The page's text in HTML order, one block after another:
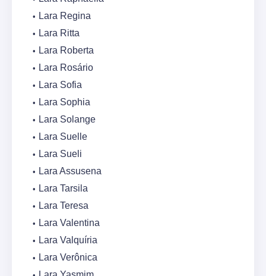
Lara Regina
Lara Ritta
Lara Roberta
Lara Rosário
Lara Sofia
Lara Sophia
Lara Solange
Lara Suelle
Lara Sueli
Lara Assusena
Lara Tarsila
Lara Teresa
Lara Valentina
Lara Valquíria
Lara Verônica